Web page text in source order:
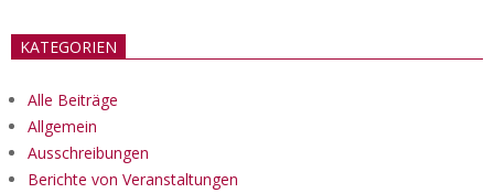
KATEGORIEN
Alle Beiträge
Allgemein
Ausschreibungen
Berichte von Veranstaltungen